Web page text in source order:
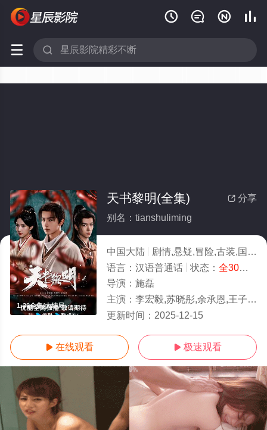
   
 
1-30全集/大结局
 分享
天书黎明(全集)
别名：tianshuliming
中国大陆 剧情,悬疑,冒险,古装,国产
语言： 汉语普通话 状态： 全30集
导演： 施磊
主演： 李宏毅,苏晓彤,余承恩,王子璇,于翔,彭雅琦,宋家腾,戴燕妮,金珈,钱波,高冬平
更新时间： 2025-12-15
 在线观看  极速观看